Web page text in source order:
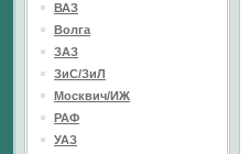
ВАЗ
Волга
ЗАЗ
ЗиС/ЗиЛ
Москвич/ИЖ
РАФ
УАЗ